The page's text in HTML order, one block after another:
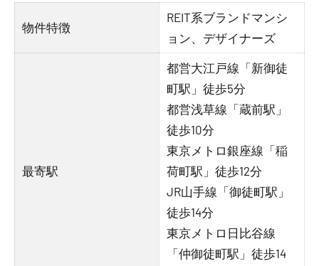
物件特徴
REIT系ブランドマンシ
ョン、デザイナーズ
最寄駅
都営大江戸線「新御徒
町駅」徒歩5分
都営浅草線「蔵前駅」
徒歩10分
東京メトロ銀座線「稲
荷町駅」徒歩12分
JR山手線「御徒町駅」
徒歩14分
東京メトロ日比谷線
「仲御徒町駅」徒歩14